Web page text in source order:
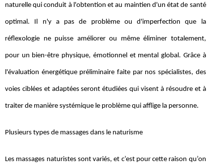
naturelle qui conduit à l'obtention et au maintien d'un état de santé
optimal. Il n'y a pas de problème ou d'imperfection que la
réflexologie ne puisse améliorer ou même éliminer totalement,
pour un bien-être physique, émotionnel et mental global. Grâce à
l'évaluation énergétique préliminaire faite par nos spécialistes, des
voies ciblées et adaptées seront étudiées qui visent à résoudre et à
traiter de manière systémique le problème qui afflige la personne.
Plusieurs types de massages dans le naturisme
Les massages naturistes sont variés, et c’est pour cette raison qu’on